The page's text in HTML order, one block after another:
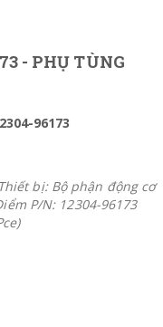
- PHỤ TÙNG
96173
bị: Bộ phận động cơ
P/N: 12304-96173